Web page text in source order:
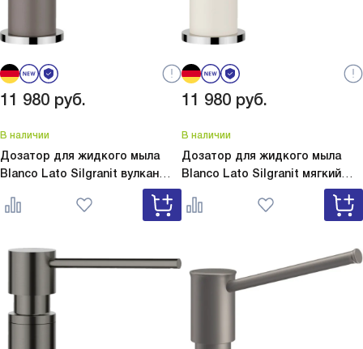
11 980 руб.
В наличии
Дозатор для жидкого мыла
Blanco Lato Silgranit вулкан
Lato Silgranit вулкан
серый 526954
11 980 руб.
В наличии
Дозатор для жидкого мыла
Blanco Lato Silgranit мягкий
Lato Silgranit мягкий
белый 526955